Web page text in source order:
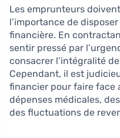
Les emprunteurs
l’importance de disposer
financière. En
sentir pressé par
consacrer l’intégralité
Cependant, il est
financier pour faire face
dépenses médicales,
des fluctuations de